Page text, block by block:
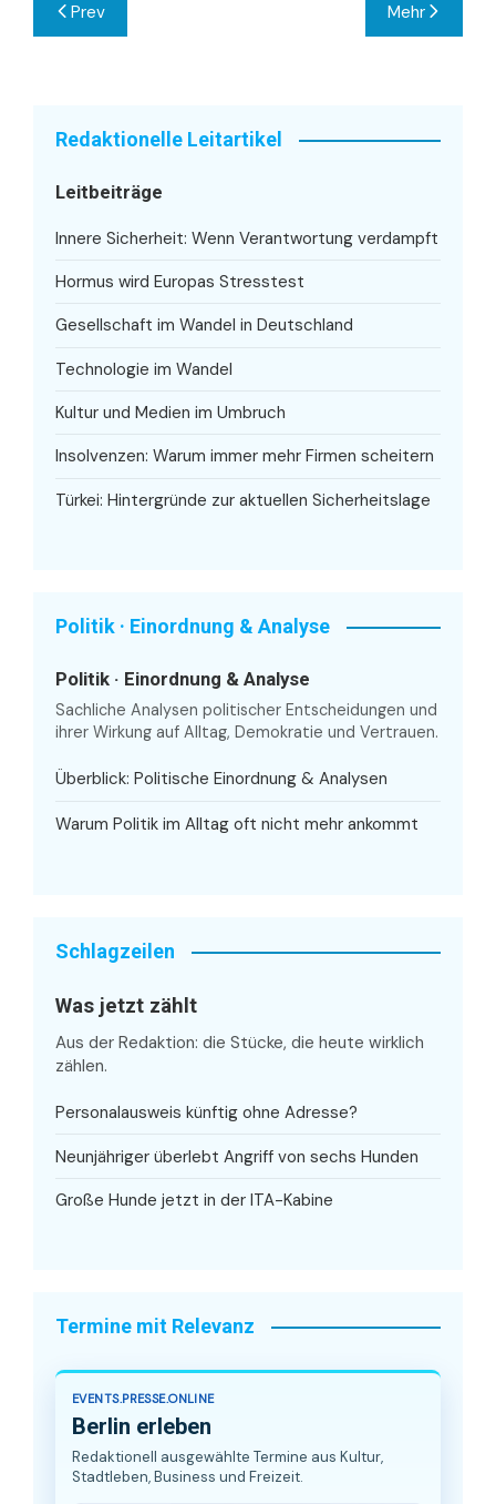
Prev Mehr
Redaktionelle Leitartikel
Leitbeiträge
Innere Sicherheit: Wenn Verantwortung verdampft
Hormus wird Europas Stresstest
Gesellschaft im Wandel in Deutschland
Technologie im Wandel
Kultur und Medien im Umbruch
Insolvenzen: Warum immer mehr Firmen scheitern
Türkei: Hintergründe zur aktuellen Sicherheitslage
Politik · Einordnung & Analyse
Politik · Einordnung & Analyse
Sachliche Analysen politischer Entscheidungen und
ihrer Wirkung auf Alltag, Demokratie und Vertrauen.
Überblick: Politische Einordnung & Analysen
Warum Politik im Alltag oft nicht mehr ankommt
Schlagzeilen
Was jetzt zählt
Aus der Redaktion: die Stücke, die heute wirklich
zählen.
Personalausweis künftig ohne Adresse?
Neunjähriger überlebt Angriff von sechs Hunden
Große Hunde jetzt in der ITA-Kabine
Termine mit Relevanz
EVENTS.PRESSE.ONLINE
Berlin erleben
Redaktionell ausgewählte Termine aus Kultur,
Stadtleben, Business und Freizeit.